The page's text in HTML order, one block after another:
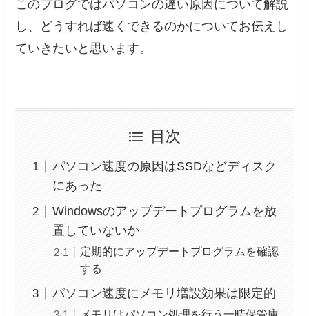
このブログではパソコンの遅い原因について解説
し、どうすれば速くできるのかについてお伝えし
ていきたいと思います。
目次
パソコン速度の原因はSSDなどディスク
にあった
Windowsのアップデートプログラムを放
置していないか
定期的にアップデートプログラムを確認
する
パソコン速度にメモリ増設効果は限定的